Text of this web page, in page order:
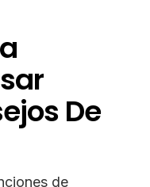
De
de